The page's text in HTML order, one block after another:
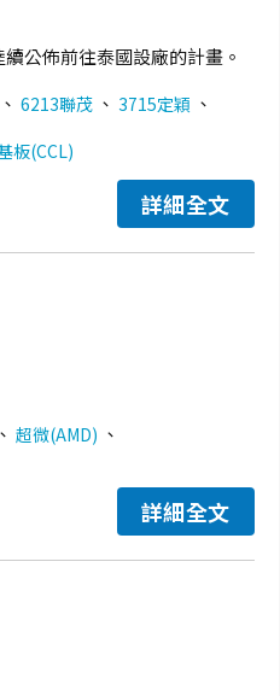
公佈前往泰國設廠的計畫。
、 6213聯茂 、 3715定穎 、
板(CCL)
詳細全文
、 超微(AMD) 、
詳細全文